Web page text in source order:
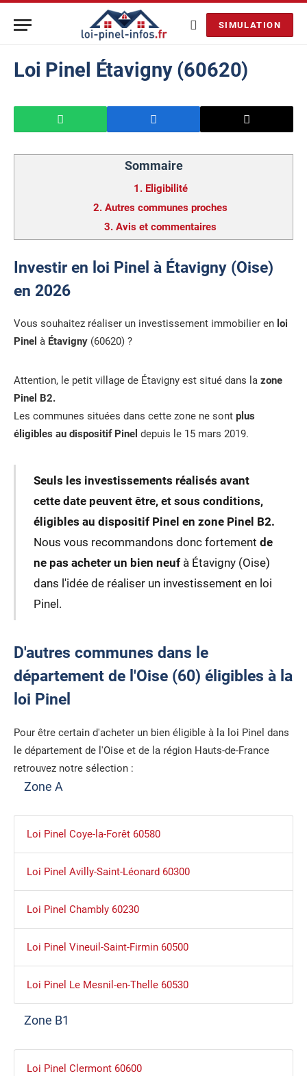
SIMULATION
Loi Pinel Étavigny (60620)
Sommaire
1. Eligibilité
2. Autres communes proches
3. Avis et commentaires
Investir en loi Pinel à Étavigny (Oise)
en 2026
Vous souhaitez réaliser un investissement immobilier en loi
Pinel à Étavigny (60620) ?
Attention, le petit village de Étavigny est situé dans la zone
Pinel B2.
Les communes situées dans cette zone ne sont plus
éligibles au dispositif Pinel depuis le 15 mars 2019.
Seuls les investissements réalisés avant
cette date peuvent être, et sous conditions,
éligibles au dispositif Pinel en zone Pinel B2.
Nous vous recommandons donc fortement de
ne pas acheter un bien neufà Étavigny (Oise)
dans l'idée de réaliser un investissement en loi
Pinel.
D'autres communes dans le
département de l'Oise (60) éligibles à la
loi Pinel
Pour être certain d'acheter un bien éligible à la loi Pinel dans
le département de l'Oise et de la région Hauts-de-France
retrouvez notre sélection :
Zone A
Loi Pinel Coye-la-Forêt 60580
Loi Pinel Avilly-Saint-Léonard 60300
Loi Pinel Chambly 60230
Loi Pinel Vineuil-Saint-Firmin 60500
Loi Pinel Le Mesnil-en-Thelle 60530
Zone B1
Loi Pinel Clermont 60600